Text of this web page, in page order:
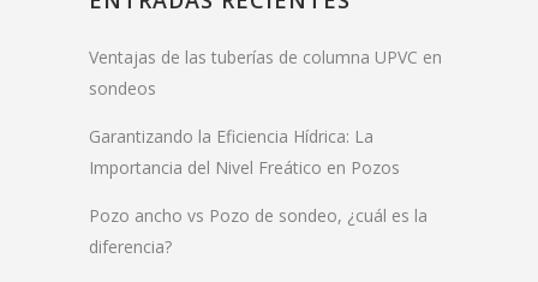
Ventajas de las tuberías de columna UPVC en
sondeos
Garantizando la Eficiencia Hídrica: La
Importancia del Nivel Freático en Pozos
Pozo ancho vs Pozo de sondeo, ¿cuál es la
diferencia?